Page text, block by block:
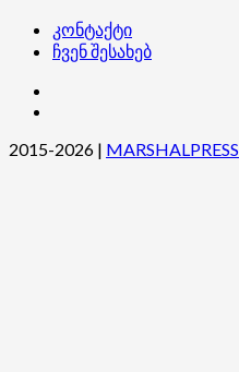
კონტაქტი
ჩვენ შესახებ
2015-2026 | MARSHALPRESS